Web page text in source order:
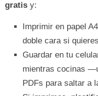
gratis y:
Imprimir en papel
doble cara si
Guardar en tu
mientras cocinas
PDFs para saltar a